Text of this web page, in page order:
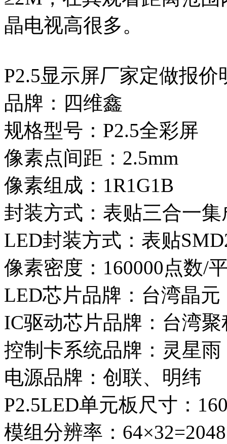
晶电视高很多。
P2.5显示屏厂家定做报
品牌：四维鑫
规格型号：P2.5全彩屏
像素点间距：2.5mm
像素组成：1R1G1B
封装方式：表贴三合一集
LED封装方式：表贴
像素密度：160000点数/
LED芯片品牌：台湾晶元
IC驱动芯片品牌：台湾
控制卡系统品牌：灵星雨
电源品牌：创联、明纬
P2.5LED单元板尺寸：
模组分辨率：